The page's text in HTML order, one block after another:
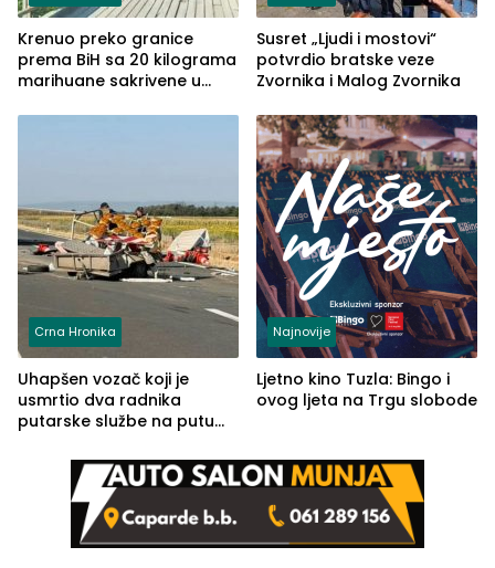
Krenuo preko granice
prema BiH sa 20 kilograma
marihuane sakrivene u
Susret „Ljudi i mostovi“
potvrdio bratske veze
Zvornika i Malog Zvornika
Crna Hronika
Uhapšen vozač koji je
usmrtio dva radnika
putarske službe na putu
(FOTO)
Najnovije
Ljetno kino Tuzla: Bingo i
ovog ljeta na Trgu slobode